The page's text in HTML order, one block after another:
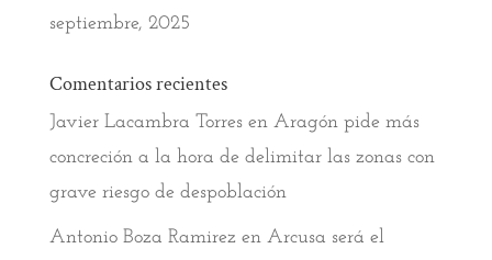
septiembre, 2025
Comentarios recientes
Javier Lacambra Torresen Aragón pide más
concreción a la hora de delimitar las zonas con
grave riesgo de despoblación
Antonio Boza Ramirez en Arcusa será el